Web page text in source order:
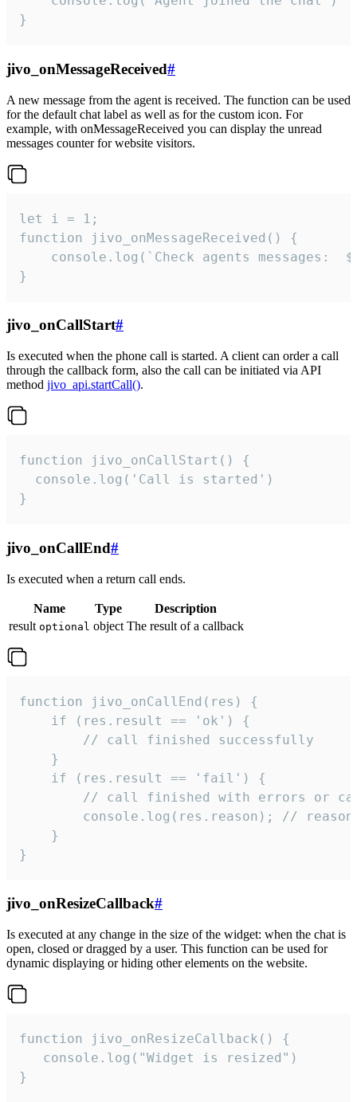
}
jivo_onMessageReceived#
A new message from the agent is received. The function can be used
for the default chat label as well as for the custom icon. For
example, with onMessageReceived you can display the unread
messages counter for website visitors.
let i = 1;
function jivo_onMessageReceived() {
}
jivo_onCallStart#
Is executed when the phone call is started. A client can order a call
through the callback form, also the call can be initiated via API
method jivo_api.startCall().
function jivo_onCallStart() {
  console.log('Call is started')
}
jivo_onCallEnd#
Is executed when a return call ends.
Name Type
Description
result optional object The result of a callback
function jivo_onCallEnd(res) {
    if (res.result == 'ok') {
        // call finished successfully
    }
    if (res.result == 'fail') {
// call finished with errors or
console.log(res.reason); //
    }
}
jivo_onResizeCallback#
Is executed at any change in the size of the widget: when the chat is
open, closed or dragged by a user. This function can be used for
dynamic displaying or hiding other elements on the website.
function jivo_onResizeCallback() {
   console.log("Widget is resized")
}